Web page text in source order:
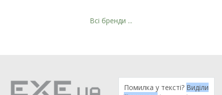
Всі бренди ...
Помилка у тексті? Виділи